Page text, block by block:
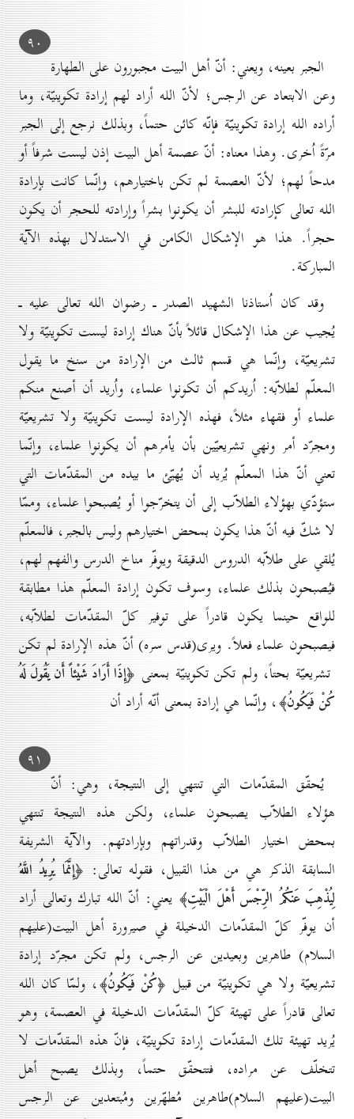
۹٠
الجبر بعينه، ويعني: أنّ أهل البيت مجبورون على الطهارة
وعن الابتعاد عن الرجس؛ لأنّ الله أراد لهم إرادة تكوينيّة، وما
أراده الله إرادة تكوينيّة فإنّه كائن حتماً، وبذلك نرجع إلى الجبر
مرّةً اُخرى. وهذا معناه: أنّ عصمة أهل البيت إذن ليست شرفاً أو
مدحاً لهم؛ لأنّ العصمة لم تكن باختيارهم، وإنّما كانت بإرادة
الله تعالى كإرادته للبشر أن يكونوا بشراً وإرادته للحجر أن يكون
حجراً. هذا هو الإشكال الكامن في الاستدلال بهذه الآية
المباركة.
وقد كان اُستاذنا الشهيد الصدر ـ رضوان الله تعالى عليه ـ
يُجيب عن هذا الإشكال قائلاً بأنّ هناك إرادة ليست تكوينيّة ولا
تشريعيّة، وإنّما هي قسم ثالث من الإرادة من سنخ ما يقول
المعلّم لطلاّبه: اُريدكم أن تكونوا علماء، واُريد أن أصنع منكم
علماء أو فقهاء مثلاً، فهذه الإرادة ليست تكوينيّة ولا تشريعيّة
ومجرّد أمر ونهي تشريعيّين بأن يأمرهم أن يكونوا علماء، وإنّما
تعني أنّ هذا المعلّم يُريد أن يُهيّئ ما بيده من المقدّمات التي
ستؤدّي بهؤلاء الطلاّب إلى أن يتخرّجوا أو يُصبحوا علماء، وممّا
لا شكّ فيه أنّ هذا يكون بمحض اختيارهم وليس بالجبر، فالمعلّم
يُلقي على طلاّبه الدروس الدقيقة ويوفّر مناخ الدرس والفهم لهم،
فيُصبحون بذلك علماء، وسوف تكون إرادة المعلّم هذا مطابقة
للواقع حينما يكون قادراً على توفير كلّ المقدّمات لطلاّبه،
فيصبحون علماء فعلاً. ويرى(قدس سره) أنّ هذه الإرادة لم تكن
تشريعيّة بحتاً، ولم تكن تكوينيّة بمعنى ﴿إِذَا أَرَادَ شَيْئاً أَن يَقُولَ لَهُ
كُنْ فَيَكُونُ﴾، وإنّما هي إرادة بمعنى أنّه أراد أن
۹۱
يُحقّق المقدّمات التي تنتهي إلى النتيجة، وهي: أنّ
هؤلاء الطلاّب يصبحون علماء، ولكن هذه النتيجة تنتهي
بمحض اختيار الطلاّب وقدراتهم وبإرادتهم. والآية الشريفة
السابقة الذكر هي من هذا القبيل، فقوله تعالى: ﴿إِنَّمَا يُرِيدُ اللَّهُ
لِيُذْهِبَ عَنكُمُ الرِّجْسَ أَهْلَ الْبَيْتِ﴾ يعني: أنّ الله تبارك وتعالى أراد
أن يوفّر كلّ المقدّمات الدخيلة في صيرورة أهل البيت(عليهم
السلام) طاهرين وبعيدين عن الرجس، ولم تكن مجرّد إرادة
تشريعيّة ولا هي تكوينيّة من قبيل ﴿كُنْ فَيَكُونُ﴾، ولمّا كان الله
تعالى قادراً على تهيئة كلّ المقدّمات الدخيلة في العصمة، وهو
يُريد تهيئة تلك المقدّمات إرادة تكوينيّة، فإنّ هذه المقدّمات لا
تتخلّف عن مراده، فتتحقّق حتماً، وبذلك يصبح أهل
البيت(عليهم السلام)طاهرين مُطهّرين ومُبتعدين عن الرجس